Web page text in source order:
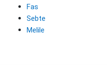
Fas
Sebte
Melile